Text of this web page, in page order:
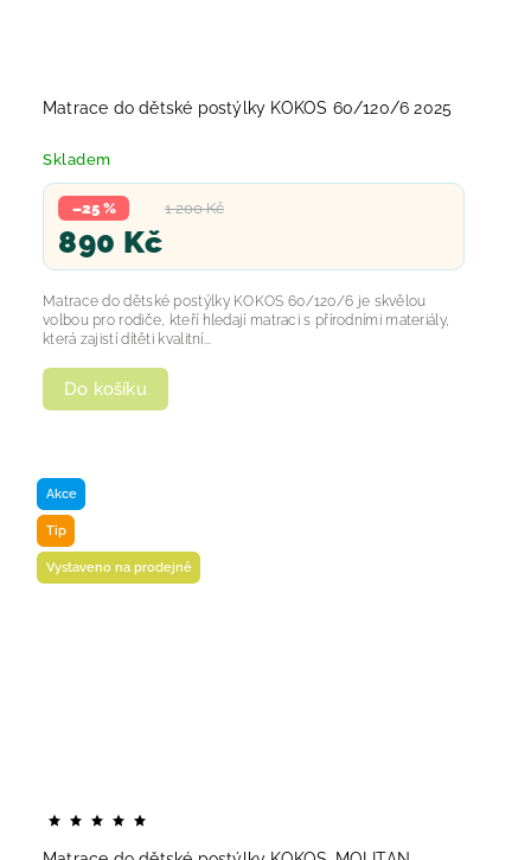
Matrace do dětské postýlky KOKOS 60/120/6 2025
Skladem
1 200 Kč
–25 %
890 Kč
Do košíku
Matrace do dětské postýlky KOKOS 60/120/6 je skvělou
volbou pro rodiče, kteří hledají matraci s přírodními materiály,
která zajistí dítěti kvalitní...
Akce
Tip
Vystaveno na prodejně